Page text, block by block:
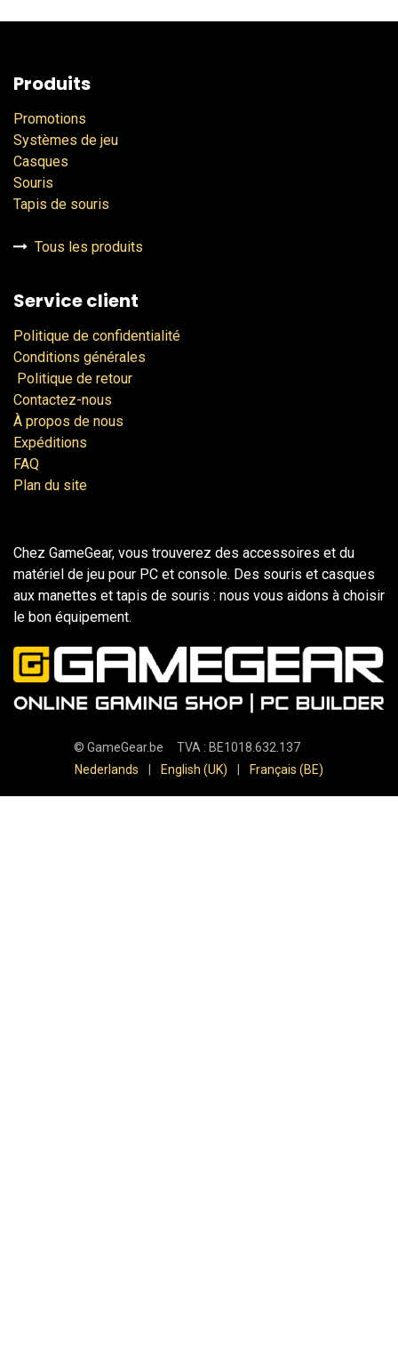
Produits
Promotions
Systèmes de jeu
Casques
Souris
Tapis de souris
Tous les produits
Service client
Politique de confidentialité
Conditions générales
Politique de retour
Contactez-nous
À propos de nous
Expéditions
FAQ
Plan du site
Chez GameGear, vous trouverez des accessoires et du
matériel de jeu pour PC et console. Des souris et casques
aux manettes et tapis de souris : nous vous aidons à choisir
le bon équipement.
© GameGear.be TVA : BE1018.632.137
Nederlands
English (UK) Français (BE)